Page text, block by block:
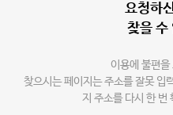
요청하
찾을 수
이용에 불편을
찾으시는 페이지는 주소를 잘못 입
지 주소를 다시 한 번